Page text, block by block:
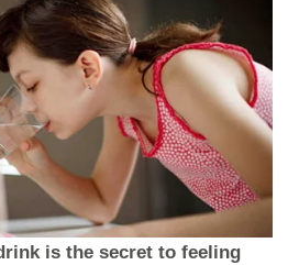
is the secret to feeling